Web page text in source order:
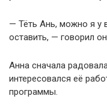
— Тёть Ань, можно я у
оставить, — говорил
Анна сначала
интересовался её
программы.